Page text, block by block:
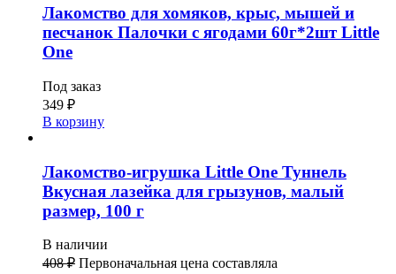
Лакомство для хомяков, крыс, мышей и
песчанок Палочки с ягодами 60г*2шт Little
One
Под заказ
349 ₽
В корзину
Лакомство-игрушка Little One Туннель
Вкусная лазейка для грызунов, малый
размер, 100 г
В наличии
408₽ Первоначальная цена составляла